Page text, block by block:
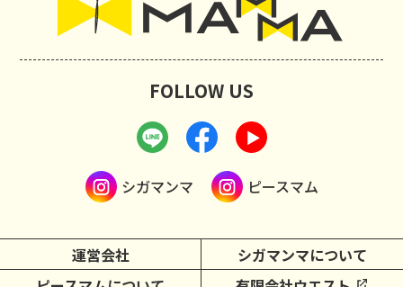
運営会社
シガマンマについて
FOLLOW US
シガマンマ ピースマム